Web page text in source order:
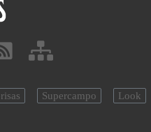
Supercampo Look